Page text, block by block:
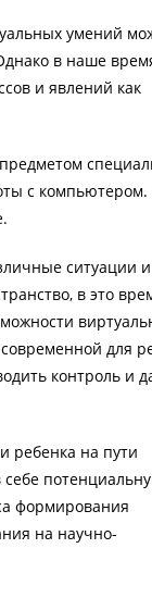
умений
в наше
и явлений как
с
ситуации и
в это
для
контроль и
ребенка на пути
формирования
на научно-